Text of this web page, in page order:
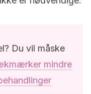
Du vil måske
mindre